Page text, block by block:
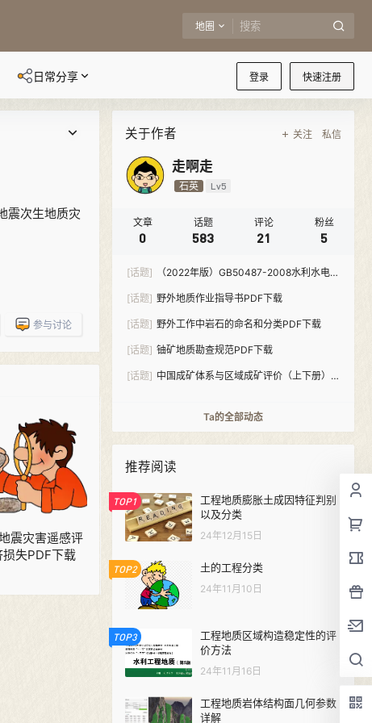
地圈
登录 快速注册
日常分享
震次生地质灾
参与讨论
震灾害遥感评
失PDF下载
关于作者 关注 私信
走啊走
石英 Lv5
文章
0
话题
583
评论
21
粉丝
5
[话题]
（2022年版）GB50487-2008水利水电工
[话题] 野外地质作业指导书PDF下载
[话题] 野外工作中岩石的命名和分类PDF下载
[话题] 铀矿地质勘查规范PDF下载
[话题] 中国成矿体系与区域成矿评价（上下册）
Ta的全部动态
推荐阅读
TOP1
工程地质膨胀土成因特征判别
以及分类
24年12月15日
TOP2 土的工程分类
24年11月10日
TOP3
工程地质区域构造稳定性的评
价方法
24年11月16日
工程地质岩体结构面几何参数
详解